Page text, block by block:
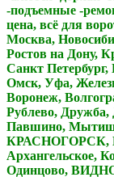
-подъемные -
цена, всё для
Москва,
Ростов на Дону,
Санкт
Омск, Уфа,
Воронеж,
Рублево,
Павшино,
КРАСНОГОРСК,
Архангельское,
Одинцово,